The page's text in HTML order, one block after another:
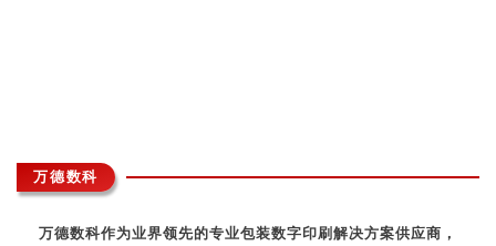
万德数科
万德数科作为业界领先的专业包装数字印刷解决方案供应商，